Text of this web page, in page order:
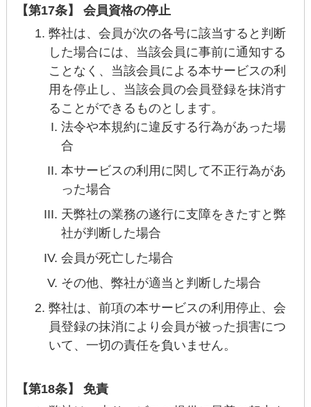
【第17条】 会員資格の停止
弊社は、会員が次の各号に該当すると判断
した場合には、当該会員に事前に通知する
ことなく、当該会員による本サービスの利
用を停止し、当該会員の会員登録を抹消す
ることができるものとします。
法令や本規約に違反する行為があった場
合
本サービスの利用に関して不正行為があ
った場合
天弊社の業務の遂行に支障をきたすと弊
社が判断した場合
会員が死亡した場合
その他、弊社が適当と判断した場合
弊社は、前項の本サービスの利用停止、会
員登録の抹消により会員が被った損害につ
いて、一切の責任を負いません。
【第18条】 免責